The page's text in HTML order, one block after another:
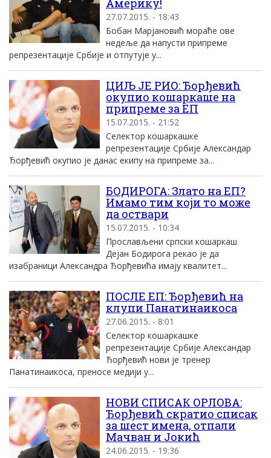
Америку!
27.07.2015. - 18:43
Бобан Марјановић мораће ове
недеље да напусти припреме
репрезентације Србије и отпутује у...
ЦИЉ ЈЕ РИО: Ђорђевић
окупио кошаркаше на
припреме за ЕП
15.07.2015. - 21:52
Селектор кошаркашке
репрезентације Србије Александар
Ђорђевић окупио је данас екипу на припреме за...
БОДИРОГА: Злато на ЕП?
Имамо тим који то може
да оствари
15.07.2015. - 10:34
Прослављени српски кошаркаш
Дејан Бодирога рекао је да
изабраници Александра Ђорђевића имају квалитет...
ПОСЛЕ ЕП: Ђорђевић на
клупи Панатинаикоса
27.06.2015. - 8:01
Селектор кошаркашке
репрезентације Србије Александар
Ђорђевић нови је тренер
Панатинаикоса, преносе медији у...
НОВИ СПИСАК ОРЛОВА:
Ђорђевић скратио списак
за шест имена, отпали
Мачван и Јокић
24.06.2015. - 19:36